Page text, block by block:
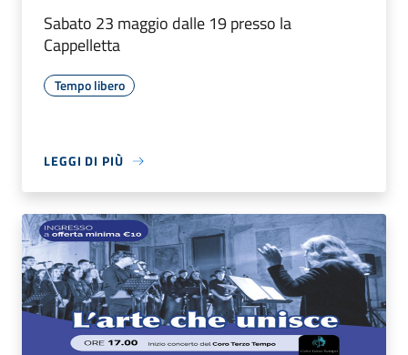
Sabato 23 maggio dalle 19 presso la
Cappelletta
Tempo libero
LEGGI DI PIÙ